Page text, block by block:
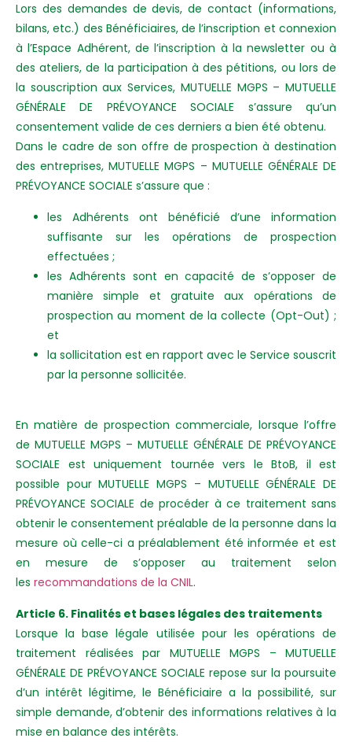
Lors des demandes de devis, de contact (informations,
bilans, etc.) des Bénéficiaires, de l’inscription et connexion
à l’Espace Adhérent, de l’inscription à la newsletter ou à
des ateliers, de la participation à des pétitions, ou lors de
la souscription aux Services, MUTUELLE MGPS – MUTUELLE
GÉNÉRALE DE PRÉVOYANCE SOCIALE s’assure qu’un
consentement valide de ces derniers a bien été obtenu.
Dans le cadre de son offre de prospection à destination
des entreprises, MUTUELLE MGPS – MUTUELLE GÉNÉRALE DE
PRÉVOYANCE SOCIALE s’assure que :
les Adhérents ont bénéficié d’une information
suffisante sur les opérations de prospection
effectuées ;
les Adhérents sont en capacité de s’opposer de
manière simple et gratuite aux opérations de
prospection au moment de la collecte (Opt-Out) ;
et
la sollicitation est en rapport avec le Service souscrit
par la personne sollicitée.
En matière de prospection commerciale, lorsque l’offre
de MUTUELLE MGPS – MUTUELLE GÉNÉRALE DE PRÉVOYANCE
SOCIALE est uniquement tournée vers le BtoB, il est
possible pour MUTUELLE MGPS – MUTUELLE GÉNÉRALE DE
PRÉVOYANCE SOCIALE de procéder à ce traitement sans
obtenir le consentement préalable de la personne dans la
mesure où celle-ci a préalablement été informée et est
en mesure de s’opposer au traitement selon
les recommandations de la CNIL.
Article 6. Finalités et bases légales des traitements
Lorsque la base légale utilisée pour les opérations de
traitement réalisées par MUTUELLE MGPS – MUTUELLE
GÉNÉRALE DE PRÉVOYANCE SOCIALE repose sur la poursuite
d’un intérêt légitime, le Bénéficiaire a la possibilité, sur
simple demande, d’obtenir des informations relatives à la
mise en balance des intérêts.